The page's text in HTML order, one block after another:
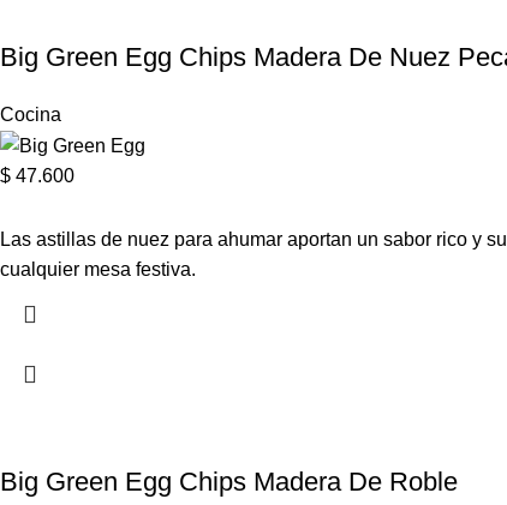
Big Green Egg Chips Madera De Nuez
Cocina
$ 47.600
Las astillas de nuez para ahumar aportan un sabor rico y
cualquier mesa festiva.
Big Green Egg Chips Madera De Roble